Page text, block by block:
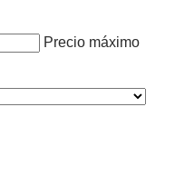
Precio máximo